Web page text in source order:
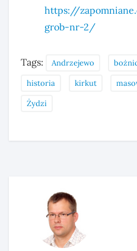
https://
grob-nr-2/
Tags: Andrzejewo
historia
kirkut
Żydzi